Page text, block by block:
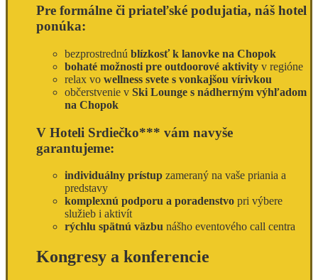
Pre formálne či priateľské podujatia, náš hotel
ponúka:
bezprostrednú blízkosť k lanovke na Chopok
bohaté možnosti pre outdoorové aktivity v regióne
relax vo wellness svete s vonkajšou vírivkou
občerstvenie v Ski Lounge s nádherným výhľadom
na Chopok
V Hoteli Srdiečko*** vám navyše
garantujeme:
individuálny prístup zameraný na vaše priania a
predstavy
komplexnú podporu a poradenstvo pri výbere
služieb i aktivít
rýchlu spätnú väzbu nášho eventového call centra
Kongresy a konferencie